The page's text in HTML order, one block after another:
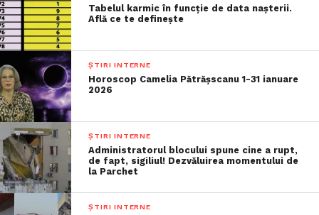
Tabelul karmic în funcție de data nașterii.
Află ce te definește
ȘTIRI INTERNE
Horoscop Camelia Pătrășscanu 1-31 ianuare
2026
ȘTIRI INTERNE
Administratorul blocului spune cine a rupt,
de fapt, sigiliul! Dezvăluirea momentului de
la Parchet
ȘTIRI INTERNE